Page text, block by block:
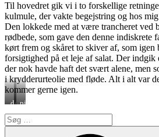
Til hovedret gik vi i to forskellige
kulmule, der vakte begejstring og hos
Den lokkede med at være trancheret ved
rødbede, som gave den denne indiskrete
kørt frem og skåret to skiver af, som igen
forsigtighed på et leje af salat. Der indgik
der nok havde haft det svært alene, men
i krydderurteolie med fløde. Alt i alt var
kommer gerne igen.
den
berømte
bordtranchering
pink
laks
med
Søg
efter: